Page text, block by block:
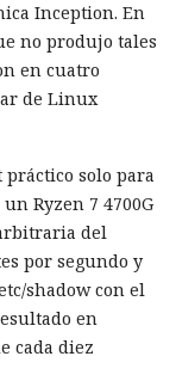
Inception. En
no produjo tales
en cuatro
de Linux
solo para
Ryzen 7 4700G
del
por segundo y
shadow con el
en
cada diez